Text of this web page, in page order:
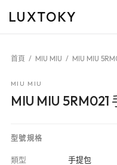
LUXTOKY
首頁 / MIU MIU / MIU MIU
MIU MIU
MIU MIU 5RM021
型號規格
類型 手提包